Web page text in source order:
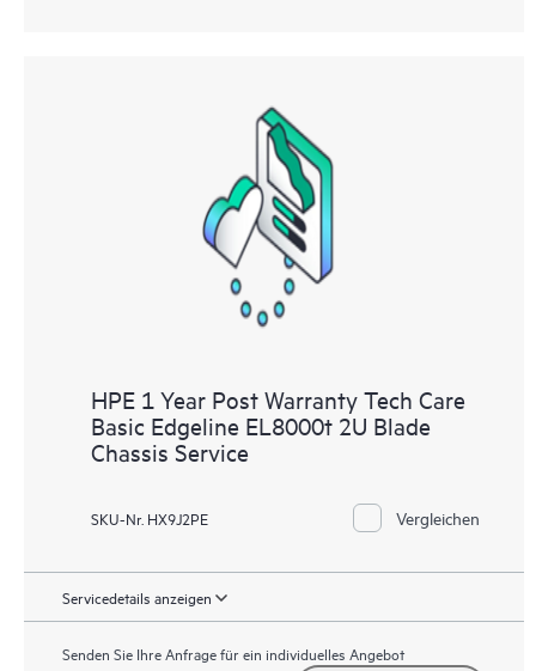
HPE 1 Year Post Warranty Tech Care
Basic Edgeline EL8000t 2U Blade
Chassis Service
SKU-Nr. HX9J2PE Vergleichen
Servicedetails anzeigen
Senden Sie Ihre Anfrage für ein individuelles Angebot